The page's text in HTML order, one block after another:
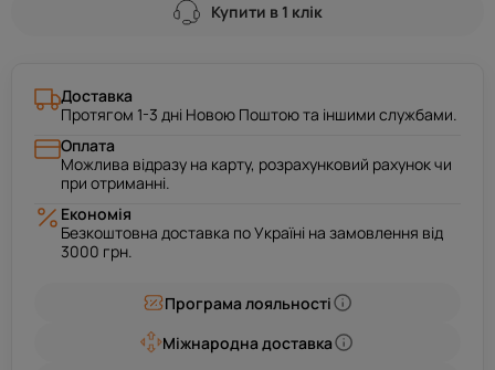
Купити в 1 клік
Доставка
Протягом 1-3 дні Новою Поштою та іншими службами.
Оплата
Можлива відразу на карту, розрахунковий рахунок чи
при отриманні.
Економія
Безкоштовна доставка по Україні на замовлення від
3000 грн.
Програма лояльності
Міжнародна доставка